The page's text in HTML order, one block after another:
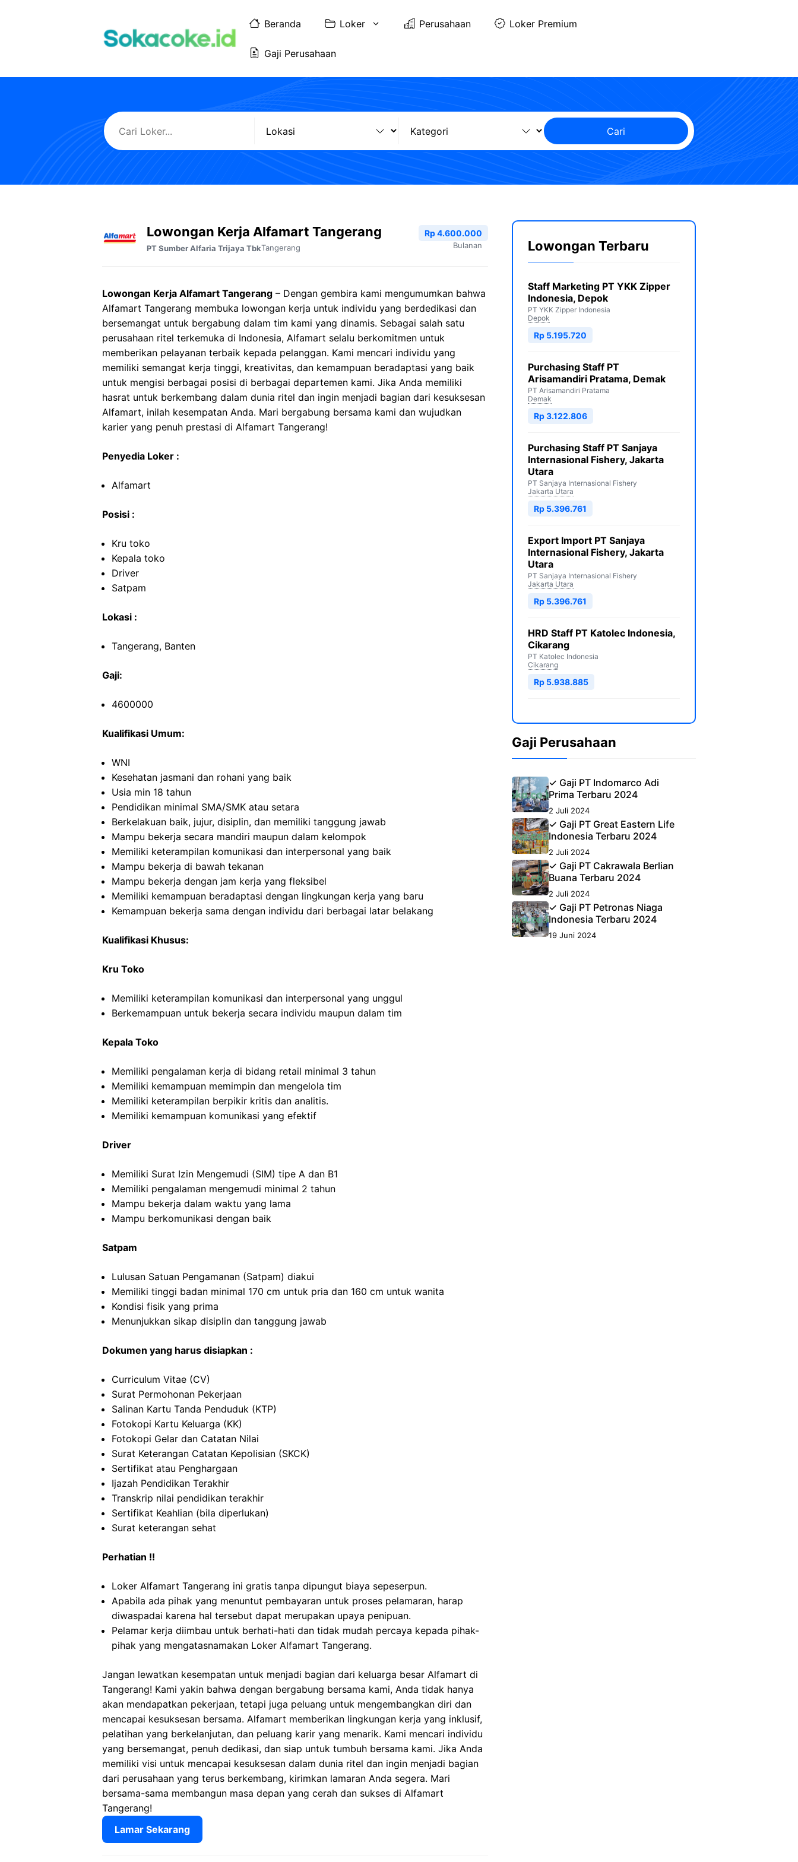
Beranda Loker Perusahaan Loker Premium
Gaji Perusahaan
Cari
Lowongan Kerja Alfamart Tangerang
PT Sumber Alfaria Trijaya TbkTangerang
Rp 4.600.000
Bulanan
Lowongan Kerja Alfamart Tangerang – Dengan gembira kami mengumumkan bahwa
Alfamart Tangerang membuka lowongan kerja untuk individu yang berdedikasi dan
bersemangat untuk bergabung dalam tim kami yang dinamis. Sebagai salah satu
perusahaan ritel terkemuka di Indonesia, Alfamart selalu berkomitmen untuk
memberikan pelayanan terbaik kepada pelanggan. Kami mencari individu yang
memiliki semangat kerja tinggi, kreativitas, dan kemampuan beradaptasi yang baik
untuk mengisi berbagai posisi di berbagai departemen kami. Jika Anda memiliki
hasrat untuk berkembang dalam dunia ritel dan ingin menjadi bagian dari kesuksesan
Alfamart, inilah kesempatan Anda. Mari bergabung bersama kami dan wujudkan
karier yang penuh prestasi di Alfamart Tangerang!
Penyedia Loker :
Alfamart
Posisi :
Kru toko
Kepala toko
Driver
Satpam
Lokasi :
Tangerang, Banten
Gaji:
4600000
Kualifikasi Umum:
WNI
Kesehatan jasmani dan rohani yang baik
Usia min 18 tahun
Pendidikan minimal SMA/SMK atau setara
Berkelakuan baik, jujur, disiplin, dan memiliki tanggung jawab
Mampu bekerja secara mandiri maupun dalam kelompok
Memiliki keterampilan komunikasi dan interpersonal yang baik
Mampu bekerja di bawah tekanan
Mampu bekerja dengan jam kerja yang fleksibel
Memiliki kemampuan beradaptasi dengan lingkungan kerja yang baru
Kemampuan bekerja sama dengan individu dari berbagai latar belakang
Kualifikasi Khusus:
Kru Toko
Memiliki keterampilan komunikasi dan interpersonal yang unggul
Berkemampuan untuk bekerja secara individu maupun dalam tim
Kepala Toko
Memiliki pengalaman kerja di bidang retail minimal 3 tahun
Memiliki kemampuan memimpin dan mengelola tim
Memiliki keterampilan berpikir kritis dan analitis.
Memiliki kemampuan komunikasi yang efektif
Driver
Memiliki Surat Izin Mengemudi (SIM) tipe A dan B1
Memiliki pengalaman mengemudi minimal 2 tahun
Mampu bekerja dalam waktu yang lama
Mampu berkomunikasi dengan baik
Satpam
Lulusan Satuan Pengamanan (Satpam) diakui
Memiliki tinggi badan minimal 170 cm untuk pria dan 160 cm untuk wanita
Kondisi fisik yang prima
Menunjukkan sikap disiplin dan tanggung jawab
Dokumen yang harus disiapkan :
Curriculum Vitae (CV)
Surat Permohonan Pekerjaan
Salinan Kartu Tanda Penduduk (KTP)
Fotokopi Kartu Keluarga (KK)
Fotokopi Gelar dan Catatan Nilai
Surat Keterangan Catatan Kepolisian (SKCK)
Sertifikat atau Penghargaan
Ijazah Pendidikan Terakhir
Transkrip nilai pendidikan terakhir
Sertifikat Keahlian (bila diperlukan)
Surat keterangan sehat
Perhatian !!
Loker Alfamart Tangerang ini gratis tanpa dipungut biaya sepeserpun.
Apabila ada pihak yang menuntut pembayaran untuk proses pelamaran, harap
diwaspadai karena hal tersebut dapat merupakan upaya penipuan.
Pelamar kerja diimbau untuk berhati-hati dan tidak mudah percaya kepada pihak-
pihak yang mengatasnamakan Loker Alfamart Tangerang.
Jangan lewatkan kesempatan untuk menjadi bagian dari keluarga besar Alfamart di
Tangerang! Kami yakin bahwa dengan bergabung bersama kami, Anda tidak hanya
akan mendapatkan pekerjaan, tetapi juga peluang untuk mengembangkan diri dan
mencapai kesuksesan bersama. Alfamart memberikan lingkungan kerja yang inklusif,
pelatihan yang berkelanjutan, dan peluang karir yang menarik. Kami mencari individu
yang bersemangat, penuh dedikasi, dan siap untuk tumbuh bersama kami. Jika Anda
memiliki visi untuk mencapai kesuksesan dalam dunia ritel dan ingin menjadi bagian
dari perusahaan yang terus berkembang, kirimkan lamaran Anda segera. Mari
bersama-sama membangun masa depan yang cerah dan sukses di Alfamart
Tangerang!
Lamar Sekarang
Lowongan Terbaru
Staff Marketing PT YKK Zipper
Indonesia, Depok
PT YKK Zipper Indonesia
Depok
Rp 5.195.720
Purchasing Staff PT
Arisamandiri Pratama, Demak
PT Arisamandiri Pratama
Demak
Rp 3.122.806
Purchasing Staff PT Sanjaya
Internasional Fishery, Jakarta
Utara
PT Sanjaya Internasional Fishery
Jakarta Utara
Rp 5.396.761
Export Import PT Sanjaya
Internasional Fishery, Jakarta
Utara
PT Sanjaya Internasional Fishery
Jakarta Utara
Rp 5.396.761
HRD Staff PT Katolec Indonesia,
Cikarang
PT Katolec Indonesia
Cikarang
Rp 5.938.885
Gaji Perusahaan
✓ Gaji PT Indomarco Adi
Prima Terbaru 2024
2 Juli 2024
✓ Gaji PT Great Eastern Life
Indonesia Terbaru 2024
2 Juli 2024
✓ Gaji PT Cakrawala Berlian
Buana Terbaru 2024
2 Juli 2024
✓ Gaji PT Petronas Niaga
Indonesia Terbaru 2024
19 Juni 2024